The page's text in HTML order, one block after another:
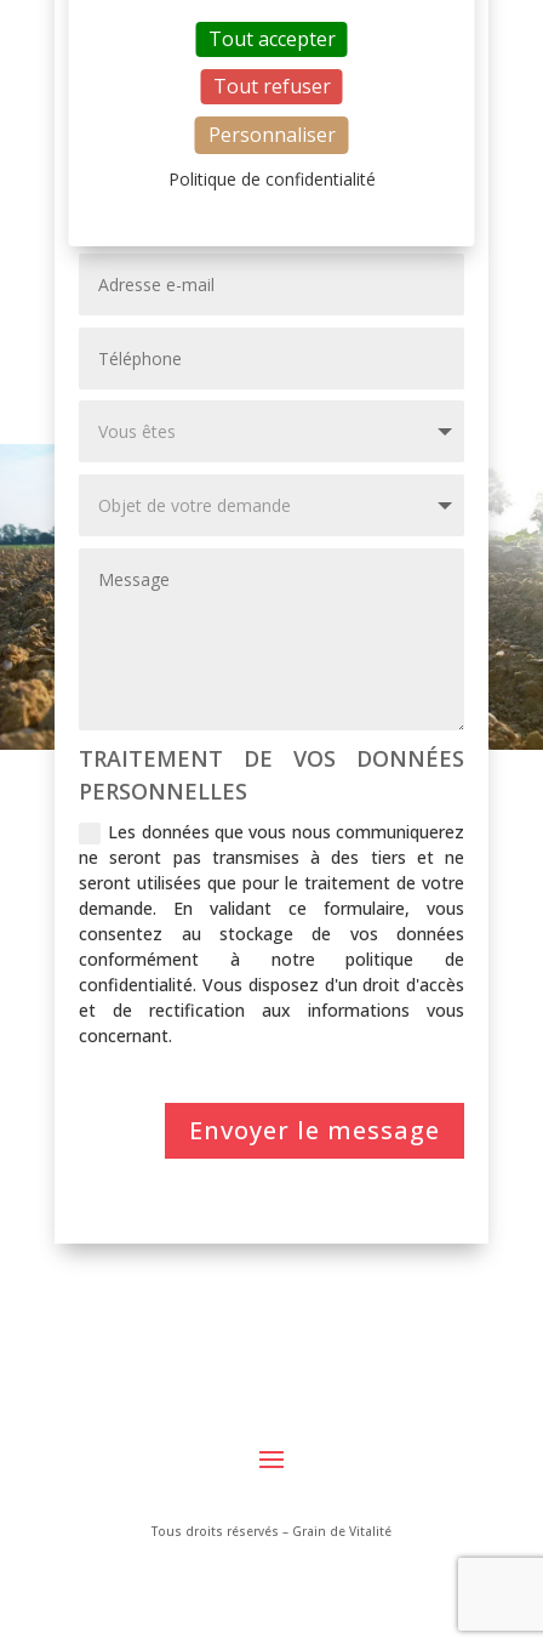
Cavac – 12 Bd Réaumur
85000 La Roche-sur-Yon
FORMULAIRE DE CONTACT
TRAITEMENT DE VOS DONNÉES
PERSONNELLES
Les données que vous nous communiquerez
ne seront pas transmises à des tiers et ne
seront utilisées que pour le traitement de votre
demande. En validant ce formulaire, vous
consentez au stockage de vos données
conformément à notre politique de
confidentialité. Vous disposez d'un droit d'accès
et de rectification aux informations vous
concernant.
Envoyer le message
Tous droits réservés – Grain de Vitalité
Tout accepter
Tout refuser
Personnaliser
Politique de confidentialité